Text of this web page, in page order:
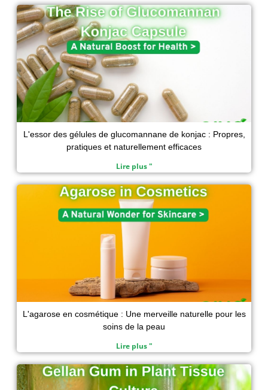
L'essor des gélules de glucomannane de konjac : Propres,
pratiques et naturellement efficaces
Lire plus "
L'agarose en cosmétique : Une merveille naturelle pour les
soins de la peau
Lire plus "